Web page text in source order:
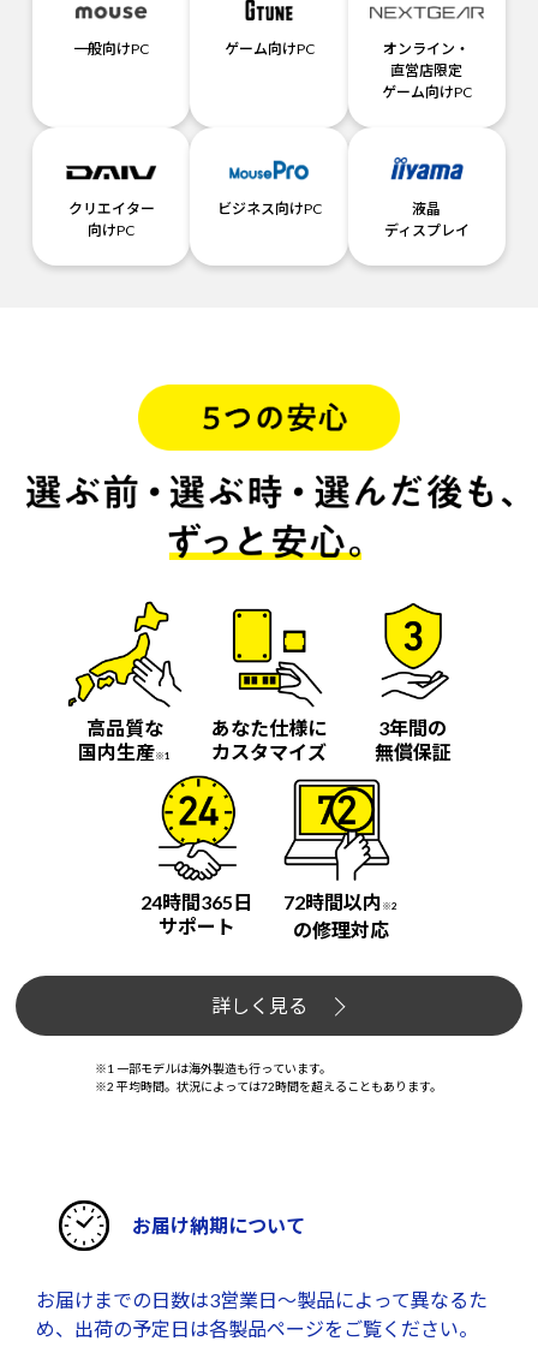
一般向けPC ゲーム向けPC
オンライン・
直営店限定
ゲーム向けPC
クリエイター
向けPC
ビジネス向けPC
液晶
ディスプレイ
高品質な
国内生産※1
あなた仕様に
カスタマイズ
3年間の
無償保証
24時間365日
サポート
72時間以内 ※2
の修理対応
詳しく見る
※1 一部モデルは海外製造も行っています。
※2 平均時間。状況によっては72時間を超えることもあります。
お届け納期について
お届けまでの日数は3営業日～製品によって異なるた
め、出荷の予定日は各製品ページをご覧ください。